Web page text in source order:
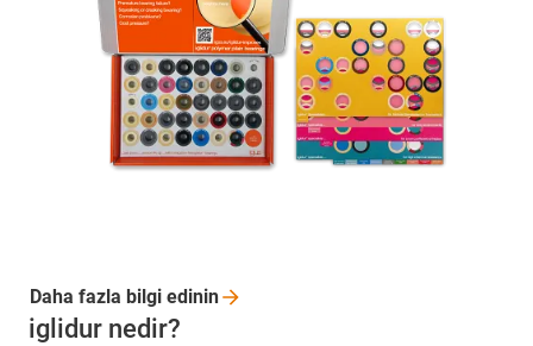
iglidur nedir?
Daha fazla bilgi edinin